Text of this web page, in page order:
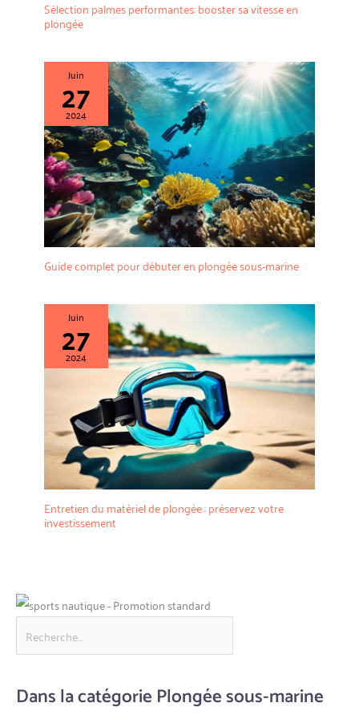
Sélection palmes performantes: booster sa vitesse en
plongée
Juin
27
2024
Guide complet pour débuter en plongée sous-marine
Juin
27
2024
Entretien du matériel de plongée : préservez votre
investissement
Dans la catégorie Plongée sous-marine